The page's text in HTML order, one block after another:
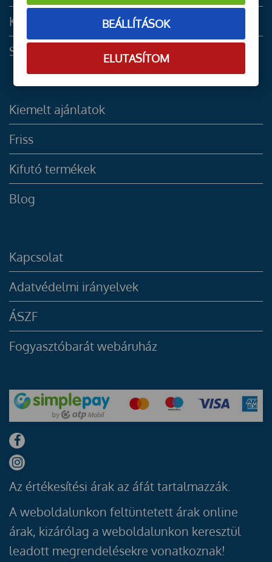
Katalógusok
Szolgáltatások
Kiemelt ajánlatok
Friss
Kifutó termékek
Blog
Kapcsolat
Adatvédelmi irányelvek
ÁSZF
Fogyasztóbarát webáruház
Az értékesítési árak az áfát tartalmazzák.
A weboldalunkon feltüntetett árak online
árak, kizárólag a weboldalunkon keresztül
leadott megrendelésekre vonatkoznak!
BEÁLLÍTÁSOK
ELUTASÍTOM